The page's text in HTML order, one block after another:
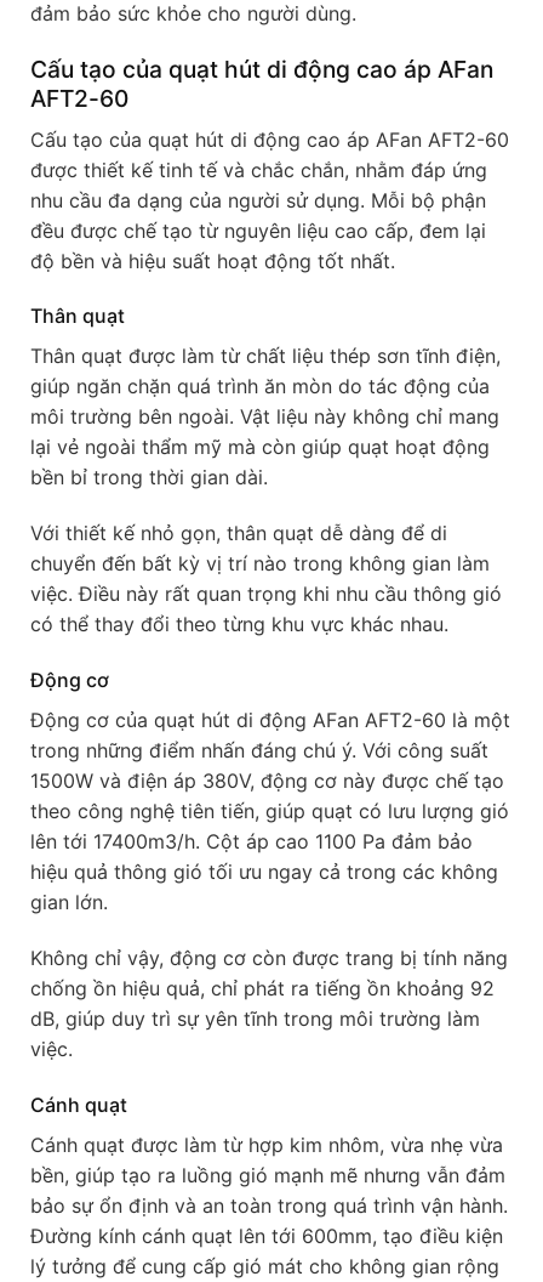
đảm bảo sức khỏe cho người dùng.
Cấu tạo của quạt hút di động cao áp AFan
AFT2-60
Cấu tạo của quạt hút di động cao áp AFan AFT2-60
được thiết kế tinh tế và chắc chắn, nhằm đáp ứng
nhu cầu đa dạng của người sử dụng. Mỗi bộ phận
đều được chế tạo từ nguyên liệu cao cấp, đem lại
độ bền và hiệu suất hoạt động tốt nhất.
Thân quạt
Thân quạt được làm từ chất liệu thép sơn tĩnh điện,
giúp ngăn chặn quá trình ăn mòn do tác động của
môi trường bên ngoài. Vật liệu này không chỉ mang
lại vẻ ngoài thẩm mỹ mà còn giúp quạt hoạt động
bền bỉ trong thời gian dài.
Với thiết kế nhỏ gọn, thân quạt dễ dàng để di
chuyển đến bất kỳ vị trí nào trong không gian làm
việc. Điều này rất quan trọng khi nhu cầu thông gió
có thể thay đổi theo từng khu vực khác nhau.
Động cơ
Động cơ của quạt hút di động AFan AFT2-60 là một
trong những điểm nhấn đáng chú ý. Với công suất
1500W và điện áp 380V, động cơ này được chế tạo
theo công nghệ tiên tiến, giúp quạt có lưu lượng gió
lên tới 17400m3/h. Cột áp cao 1100 Pa đảm bảo
hiệu quả thông gió tối ưu ngay cả trong các không
gian lớn.
Không chỉ vậy, động cơ còn được trang bị tính năng
chống ồn hiệu quả, chỉ phát ra tiếng ồn khoảng 92
dB, giúp duy trì sự yên tĩnh trong môi trường làm
việc.
Cánh quạt
Cánh quạt được làm từ hợp kim nhôm, vừa nhẹ vừa
bền, giúp tạo ra luồng gió mạnh mẽ nhưng vẫn đảm
bảo sự ổn định và an toàn trong quá trình vận hành.
Đường kính cánh quạt lên tới 600mm, tạo điều kiện
lý tưởng để cung cấp gió mát cho không gian rộng